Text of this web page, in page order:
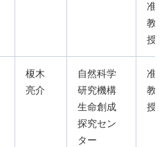
准
教
授
榎木
亮介
自然科学
研究機構
生命創成
探究セン
ター
准
教
授